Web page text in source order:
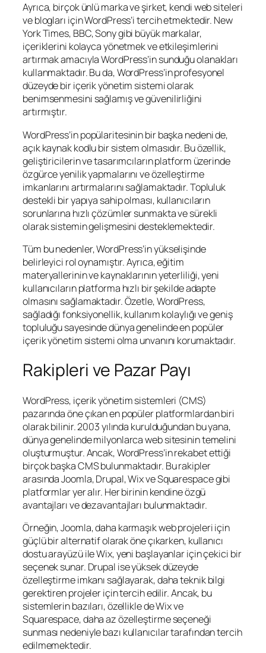
Ayrıca, birçok ünlü marka ve şirket, kendi web siteleri
ve blogları için WordPress’i tercih etmektedir. New
York Times, BBC, Sony gibi büyük markalar,
içeriklerini kolayca yönetmek ve etkileşimlerini
artırmak amacıyla WordPress’in sunduğu olanakları
kullanmaktadır. Bu da, WordPress’in profesyonel
düzeyde bir içerik yönetim sistemi olarak
benimsenmesini sağlamış ve güvenilirliğini
artırmıştır.
WordPress’in popülaritesinin bir başka nedeni de,
açık kaynak kodlu bir sistem olmasıdır. Bu özellik,
geliştiricilerin ve tasarımcıların platform üzerinde
özgürce yenilik yapmalarını ve özelleştirme
imkanlarını artırmalarını sağlamaktadır. Topluluk
destekli bir yapıya sahip olması, kullanıcıların
sorunlarına hızlı çözümler sunmakta ve sürekli
olarak sistemin gelişmesini desteklemektedir.
Tüm bu nedenler, WordPress’in yükselişinde
belirleyici rol oynamıştır. Ayrıca, eğitim
materyallerinin ve kaynaklarının yeterliliği, yeni
kullanıcıların platforma hızlı bir şekilde adapte
olmasını sağlamaktadır. Özetle, WordPress,
sağladığı fonksiyonellik, kullanım kolaylığı ve geniş
topluluğu sayesinde dünya genelinde en popüler
içerik yönetim sistemi olma unvanını korumaktadır.
Rakipleri ve Pazar Payı
WordPress, içerik yönetim sistemleri (CMS)
pazarında öne çıkan en popüler platformlardan biri
olarak bilinir. 2003 yılında kurulduğundan bu yana,
dünya genelinde milyonlarca web sitesinin temelini
oluşturmuştur. Ancak, WordPress’in rekabet ettiği
birçok başka CMS bulunmaktadır. Bu rakipler
arasında Joomla, Drupal, Wix ve Squarespace gibi
platformlar yer alır. Her birinin kendine özgü
avantajları ve dezavantajları bulunmaktadır.
Örneğin, Joomla, daha karmaşık web projeleri için
güçlü bir alternatif olarak öne çıkarken, kullanıcı
dostu arayüzü ile Wix, yeni başlayanlar için çekici bir
seçenek sunar. Drupal ise yüksek düzeyde
özelleştirme imkanı sağlayarak, daha teknik bilgi
gerektiren projeler için tercih edilir. Ancak, bu
sistemlerin bazıları, özellikle de Wix ve
Squarespace, daha az özelleştirme seçeneği
sunması nedeniyle bazı kullanıcılar tarafından tercih
edilmemektedir.